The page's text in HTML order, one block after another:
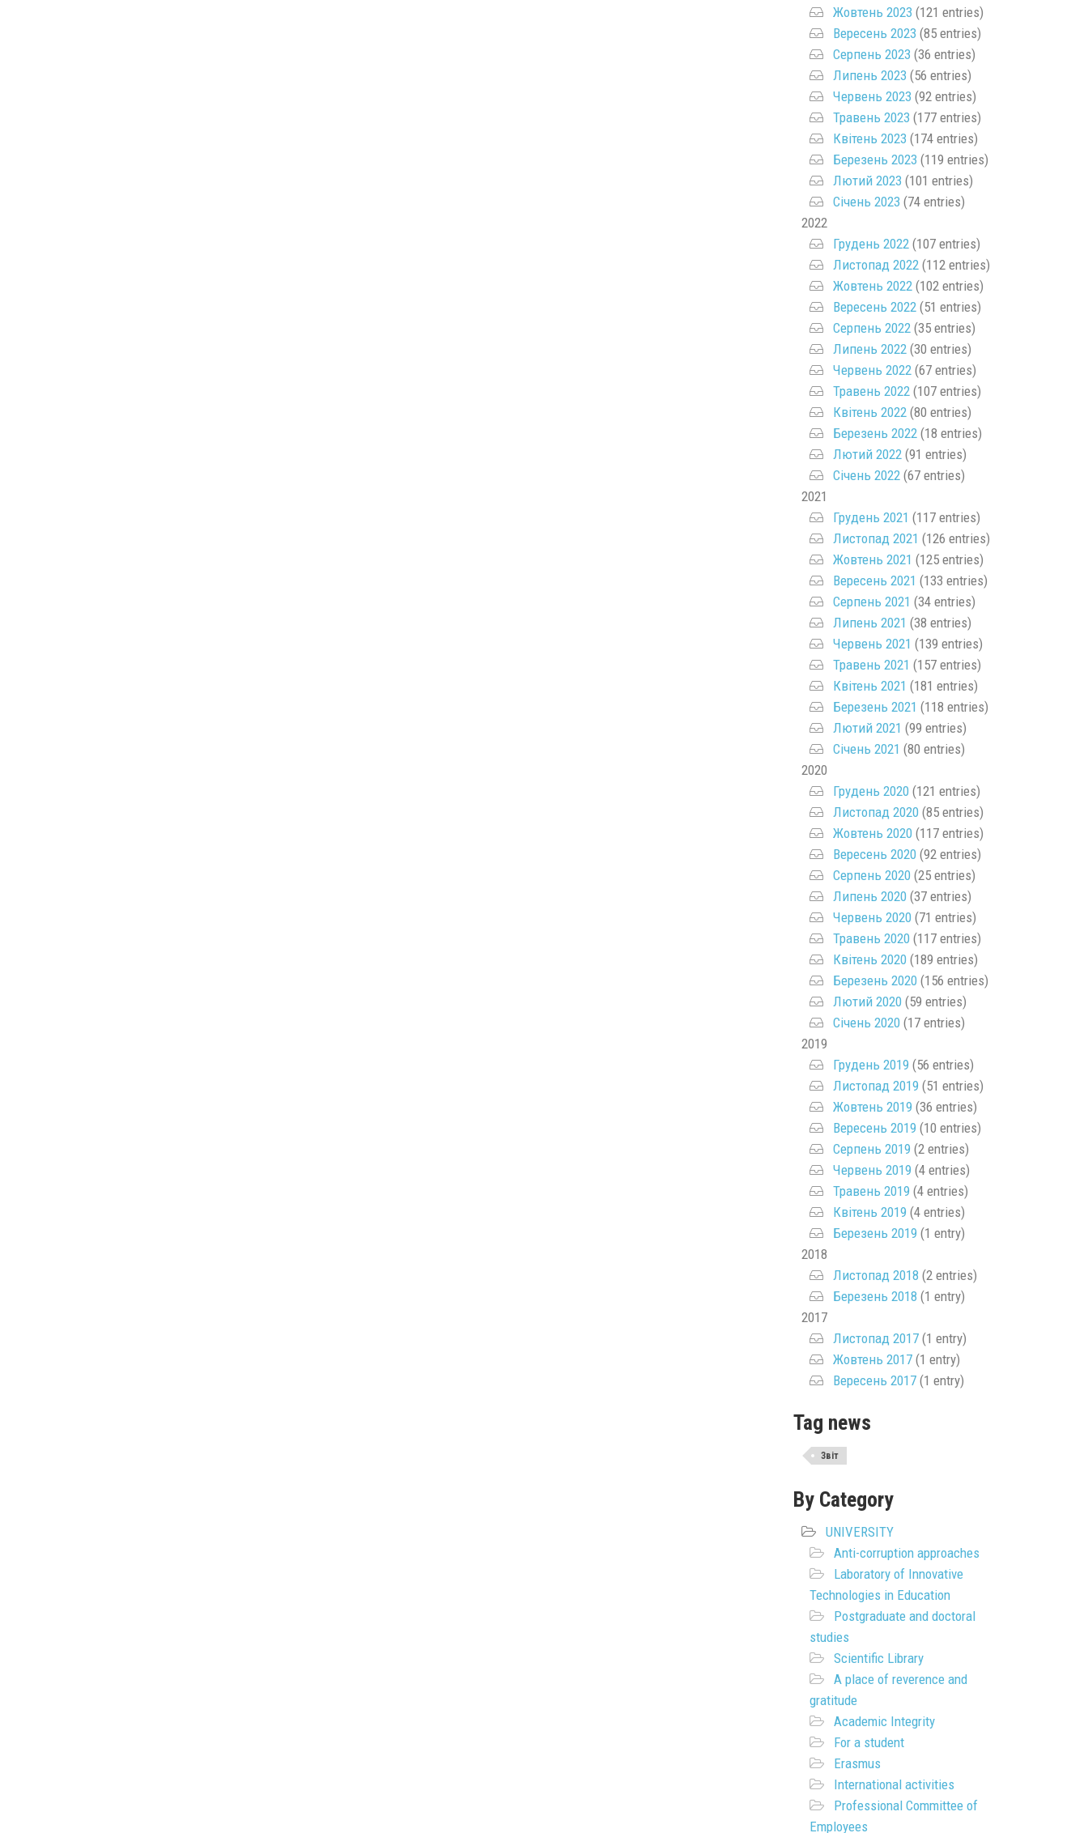
Жовтень 2023 (121 entries)
Вересень 2023 (85 entries)
Серпень 2023 (36 entries)
Липень 2023 (56 entries)
Червень 2023 (92 entries)
Травень 2023 (177 entries)
Квітень 2023 (174 entries)
Березень 2023 (119 entries)
Лютий 2023 (101 entries)
Січень 2023 (74 entries)
2022
Грудень 2022(107 entries)
Листопад 2022(112 entries)
Жовтень 2022(102 entries)
Вересень 2022(51 entries)
Серпень 2022(35 entries)
Липень 2022(30 entries)
Червень 2022(67 entries)
Травень 2022(107 entries)
Квітень 2022(80 entries)
Березень 2022(18 entries)
Лютий 2022(91 entries)
Січень 2022(67 entries)
2021
Грудень 2021 (117 entries)
Листопад 2021 (126 entries)
Жовтень 2021 (125 entries)
Вересень 2021 (133 entries)
Серпень 2021 (34 entries)
Липень 2021 (38 entries)
Червень 2021 (139 entries)
Травень 2021 (157 entries)
Квітень 2021 (181 entries)
Березень 2021 (118 entries)
Лютий 2021 (99 entries)
Січень 2021 (80 entries)
2020
Грудень 2020(121 entries)
Листопад 2020(85 entries)
Жовтень 2020(117 entries)
Вересень 2020(92 entries)
Серпень 2020(25 entries)
Липень 2020(37 entries)
Червень 2020(71 entries)
Травень 2020(117 entries)
Квітень 2020(189 entries)
Березень 2020(156 entries)
Лютий 2020(59 entries)
Січень 2020(17 entries)
2019
Грудень 2019 (56 entries)
Листопад 2019 (51 entries)
Жовтень 2019 (36 entries)
Вересень 2019 (10 entries)
Серпень 2019 (2 entries)
Червень 2019 (4 entries)
Травень 2019 (4 entries)
Квітень 2019 (4 entries)
Березень 2019 (1 entry)
2018
Листопад 2018 (2 entries)
Березень 2018 (1 entry)
2017
Листопад 2017(1 entry)
Жовтень 2017(1 entry)
Вересень 2017(1 entry)
Tag news
Звіт
By Category
UNIVERSITY
Anti-corruption approaches
Laboratory of Innovative
Technologies in Education
Postgraduate and doctoral
studies
Scientific Library
A place of reverence and
gratitude
Academic Integrity
For a student
Erasmus
International activities
Professional Committee of
Employees